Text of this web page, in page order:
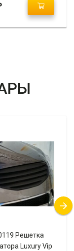
Решетка
Luxury Vip